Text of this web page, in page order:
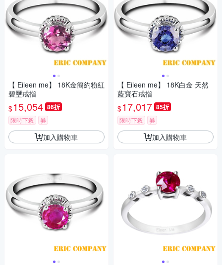
【 Eileen me】 18K金簡約粉紅
碧壐戒指
$15,054 86折
限時下殺 券
加入購物車
【 Eileen me】 18K白金 天然
藍寶石戒指
$17,017 85折
限時下殺 券
加入購物車